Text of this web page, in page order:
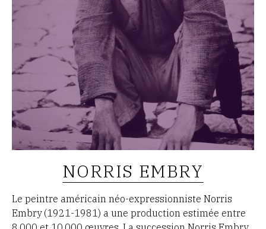
NORRIS EMBRY
Le peintre américain néo-expressionniste Norris
Embry (1921-1981) a une production estimée entre